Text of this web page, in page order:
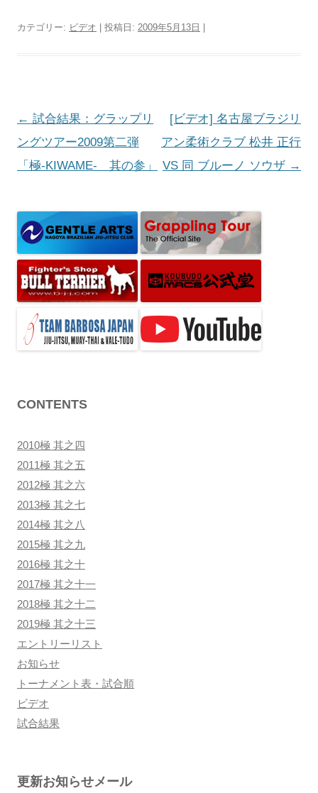
カテゴリー: ビデオ | 投稿日: 2009年5月13日
投
稿
ナ
ゲ
ー
シ
ョ
ン
← 試合結果：グラップリ
ングツアー2009第二弾
「極-KIWAME- 其の参」
[ビデオ] 名古屋ブラジリ
アン柔術クラブ 松井 正行
VS 同 ブルーノ ソウザ →
CONTENTS
2010極 其之四
2011極 其之五
2012極 其之六
2013極 其之七
2014極 其之八
2015極 其之九
2016極 其之十
2017極 其之十一
2018極 其之十二
2019極 其之十三
エントリーリスト
お知らせ
トーナメント表・試合順
ビデオ
試合結果
更新お知らせメール